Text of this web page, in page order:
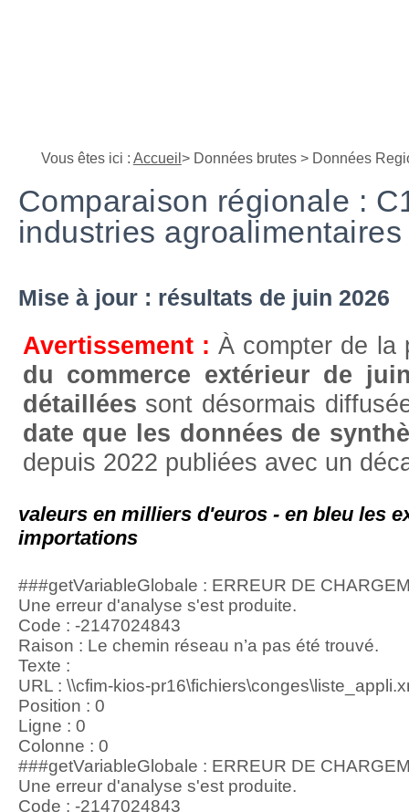
Vous êtes ici : Accueil > Données brutes > Données
Comparaison régionale :
industries
Mise à jour : résultats de juin 2026
Avertissement :À compter de la
du commerce extérieur de
détaillées sont désormais
date que les données de
depuis 2022 publiées avec un
valeurs en milliers d'euros - en bleu les
importations